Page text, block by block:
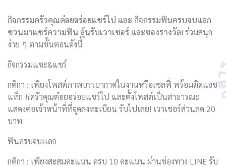
กิจกรรมครัวคุณต๋อยอร่อยแชร์ไป และ กิจกรรมฟินครบจบแลก
ชวนมาแชร์ความฟินลุ้นรับเวาเชอร์ และของรางวัล! ร่วมสนุก
ง่าย ๆ ตามขั้นตอนดังนี้
กิจกรรมแชะ&แชร์
กติกา : เพียงโพสต์ภาพบรรยากาศในงานหรือเซลฟี่ พร้อมติดแฮช
แท็ก #ครัวคุณต๋อยอร่อยแชร์ไป และตั้งโพสต์เป็นสาธารณะ
แสดงต่อเจ้าหน้าที่ที่จุดลงทะเบียน รับไปเลย! เวาเชอร์ส่วนลด 20
บาท
ฟินครบจบเเลก
กติกา : เพียงสะสมคะแนน ครบ 10 คะแนน ผ่านช่องทาง LINE รับ